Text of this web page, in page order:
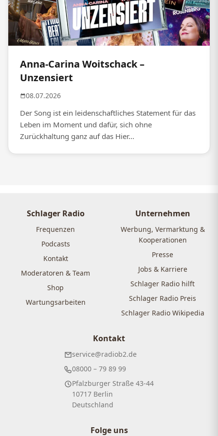
Anna-Carina Woitschack –
Unzensiert
08.07.2026
Der Song ist ein leidenschaftliches Statement für das
Leben im Moment und dafür, sich ohne
Zurückhaltung ganz auf das Hier...
Schlager Radio
Frequenzen
Podcasts
Kontakt
Moderatoren & Team
Shop
Wartungsarbeiten
Unternehmen
Werbung, Vermarktung &
Kooperationen
Presse
Jobs & Karriere
Schlager Radio hilft
Schlager Radio Preis
Schlager Radio Wikipedia
Kontakt
service@radiob2.de
08000 – 79 89 99
Pfalzburger Straße 43-44
10717 Berlin
Deutschland
Folge uns